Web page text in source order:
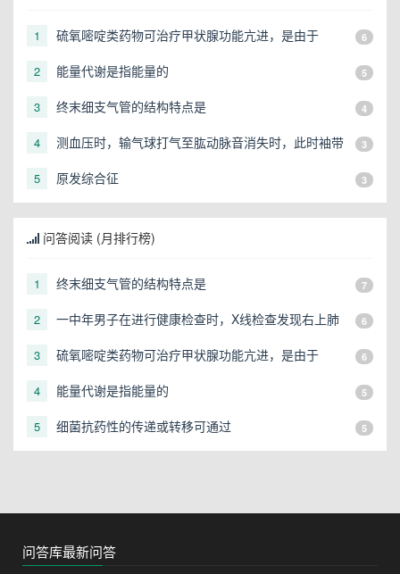
1 硫氧嘧啶类药物可治疗甲状腺功能亢进，是由于 6
2 能量代谢是指能量的 5
3 终末细支气管的结构特点是 4
4
测血压时，输气球打气至肱动脉音消失时，此时袖带
3
5 原发综合征 3
问答阅读 (月排行榜)
1 终末细支气管的结构特点是 7
2
一中年男子在进行健康检查时，X线检查发现右上肺
6
3 硫氧嘧啶类药物可治疗甲状腺功能亢进，是由于 6
4 能量代谢是指能量的 5
5 细菌抗药性的传递或转移可通过 5
问答库最新问答